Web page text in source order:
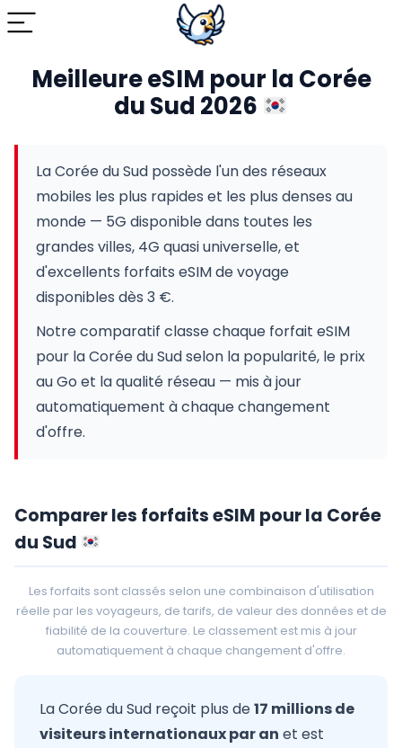
Meilleure eSIM pour la Corée
du Sud 2026
La Corée du Sud possède l'un des réseaux
mobiles les plus rapides et les plus denses au
monde — 5G disponible dans toutes les
grandes villes, 4G quasi universelle, et
d'excellents forfaits eSIM de voyage
disponibles dès 3 €.
Notre comparatif classe chaque forfait eSIM
pour la Corée du Sud selon la popularité, le prix
au Go et la qualité réseau — mis à jour
automatiquement à chaque changement
d'offre.
Comparer les forfaits eSIM pour la Corée
du Sud
Les forfaits sont classés selon une combinaison d'utilisation
réelle par les voyageurs, de tarifs, de valeur des données et de
fiabilité de la couverture. Le classement est mis à jour
automatiquement à chaque changement d'offre.
La Corée du Sud reçoit plus de17 millions de
visiteurs internationaux par an et est